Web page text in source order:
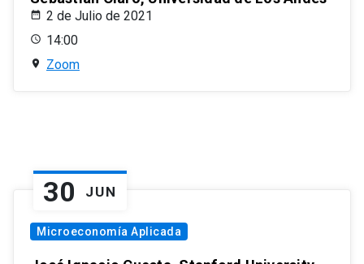
2 de Julio de 2021
14:00
Zoom
30 JUN
Microeconomía Aplicada